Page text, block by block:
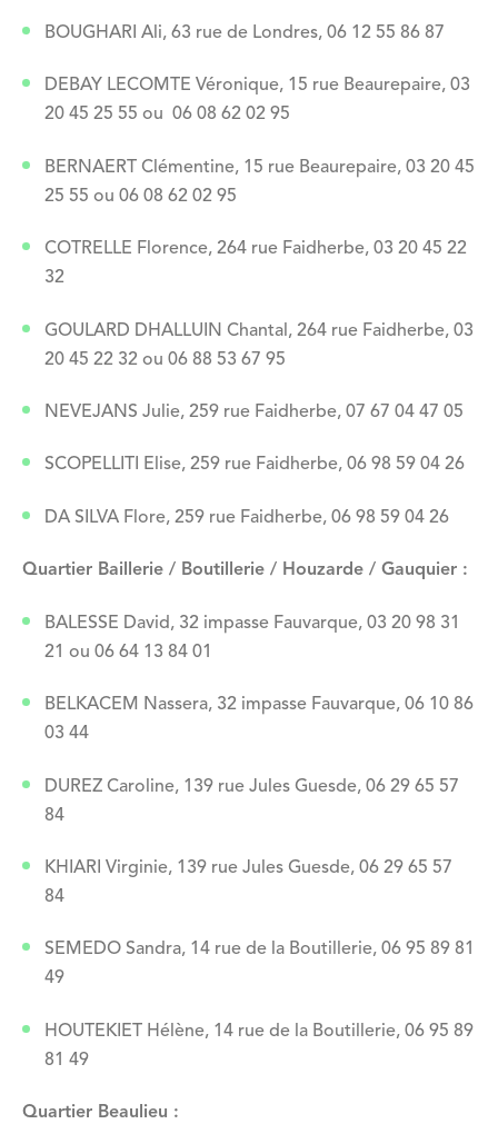
BOUGHARI Ali, 63 rue de Londres, 06 12 55 86 87
DEBAY LECOMTE Véronique, 15 rue Beaurepaire, 03
20 45 25 55 ou 06 08 62 02 95
BERNAERT Clémentine, 15 rue Beaurepaire, 03 20 45
25 55 ou 06 08 62 02 95
COTRELLE Florence, 264 rue Faidherbe, 03 20 45 22
32
GOULARD DHALLUIN Chantal, 264 rue Faidherbe, 03
20 45 22 32 ou 06 88 53 67 95
NEVEJANS Julie, 259 rue Faidherbe, 07 67 04 47 05
SCOPELLITI Elise, 259 rue Faidherbe, 06 98 59 04 26
DA SILVA Flore, 259 rue Faidherbe, 06 98 59 04 26
Quartier Baillerie / Boutillerie / Houzarde / Gauquier :
BALESSE David, 32 impasse Fauvarque, 03 20 98 31
21 ou 06 64 13 84 01
BELKACEM Nassera, 32 impasse Fauvarque, 06 10 86
03 44
DUREZ Caroline, 139 rue Jules Guesde, 06 29 65 57
84
KHIARI Virginie, 139 rue Jules Guesde, 06 29 65 57
84
SEMEDO Sandra, 14 rue de la Boutillerie, 06 95 89 81
49
HOUTEKIET Hélène, 14 rue de la Boutillerie, 06 95 89
81 49
Quartier Beaulieu :